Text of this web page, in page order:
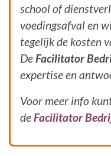
school of
voedingsafval en
tegelijk de kosten
DeFacilitator
expertise en
Voor meer info
deFacilitator